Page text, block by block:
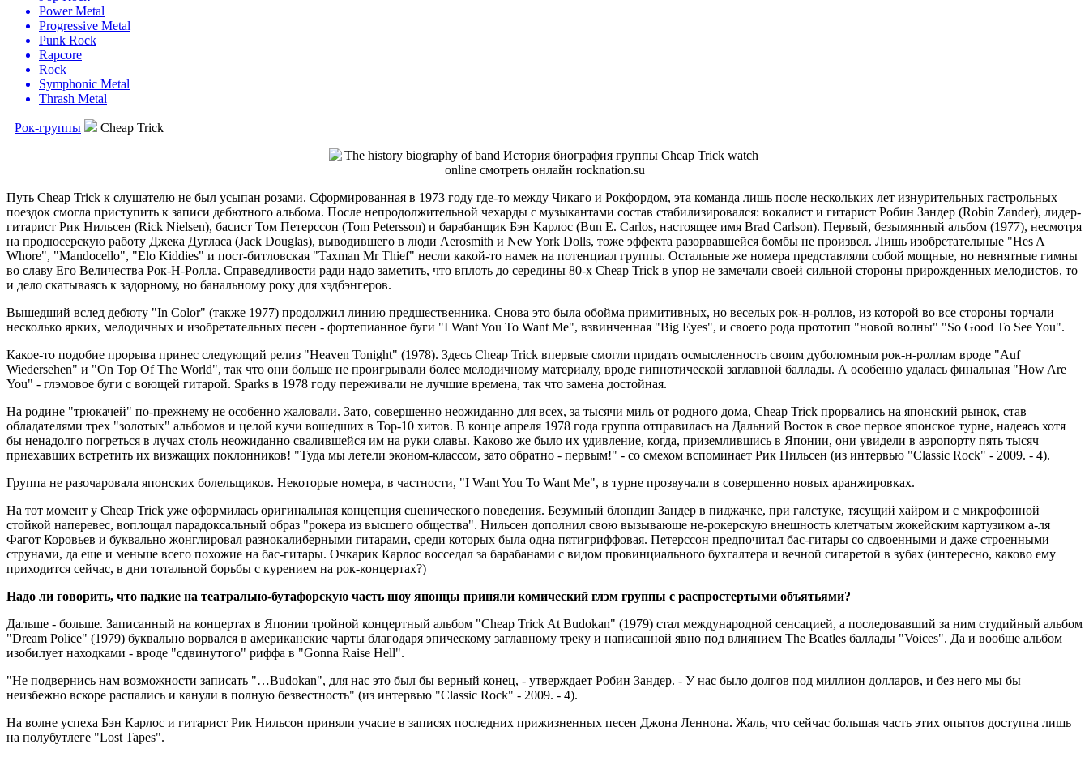
Power Metal
Progressive Metal
Punk Rock
Rapcore
Rock
Symphonic Metal
Thrash Metal
Рок-группы Cheap Trick
Путь Cheap Trick к слушателю не был усыпан розами. Сформированная в 1973 году где-то между Чикаго и Рокфордом, эта команда лишь после нескольких лет изнурительных гастрольных
поездок смогла приступить к записи дебютного альбома. После непродолжительной чехарды с музыкантами состав стабилизировался: вокалист и гитарист Робин Зандер (Robin Zander), лидер-
гитарист Рик Нильсен (Rick Nielsen), басист Том Петерссон (Tom Petersson) и барабанщик Бэн Карлос (Bun E. Carlos, настоящее имя Brad Carlson). Первый, безымянный альбом (1977), несмотря
на продюсерскую работу Джека Дугласа (Jack Douglas), выводившего в люди Aerosmith и New York Dolls, тоже эффекта разорвавшейся бомбы не произвел. Лишь изобретательные "Hes A
Whore", "Mandocello", "Elo Kiddies" и пост-битловская "Taxman Mr Thief" несли какой-то намек на потенциал группы. Остальные же номера представляли собой мощные, но невнятные гимны
во славу Его Величества Рок-Н-Ролла. Справедливости ради надо заметить, что вплоть до середины 80-х Cheap Trick в упор не замечали своей сильной стороны прирожденных мелодистов, то
и дело скатываясь к задорному, но банальному року для хэдбэнгеров.
Вышедший вслед дебюту "In Color" (также 1977) продолжил линию предшественника. Снова это была обойма примитивных, но веселых рок-н-роллов, из которой во все стороны торчали
несколько ярких, мелодичных и изобретательных песен - фортепианное буги "I Want You To Want Me", взвинченная "Big Eyes", и своего рода прототип "новой волны" "So Good To See You".
Какое-то подобие прорыва принес следующий релиз "Heaven Tonight" (1978). Здесь Cheap Trick впервые смогли придать осмысленность своим дуболомным рок-н-роллам вроде "Auf
Wiedersehen" и "On Top Of The World", так что они больше не проигрывали более мелодичному материалу, вроде гипнотической заглавной баллады. А особенно удалась финальная "How Are
You" - глэмовое буги с воющей гитарой. Sparks в 1978 году переживали не лучшие времена, так что замена достойная.
На родине "трюкачей" по-прежнему не особенно жаловали. Зато, совершенно неожиданно для всех, за тысячи миль от родного дома, Cheap Trick прорвались на японский рынок, став
обладателями трех "золотых" альбомов и целой кучи вошедших в Тор-10 хитов. В конце апреля 1978 года группа отправилась на Дальний Восток в свое первое японское турне, надеясь хотя
бы ненадолго погреться в лучах столь неожиданно свалившейся им на руки славы. Каково же было их удивление, когда, приземлившись в Японии, они увидели в аэропорту пять тысяч
приехавших встретить их визжащих поклонников! "Туда мы летели эконом-классом, зато обратно - первым!" - со смехом вспоминает Рик Нильсен (из интервью "Classic Rock" - 2009. - 4).
Группа не разочаровала японских болельщиков. Некоторые номера, в частности, "I Want You To Want Me", в турне прозвучали в совершенно новых аранжировках.
На тот момент у Chеар Trick уже оформилась оригинальная концепция сценического поведения. Безумный блондин Зандер в пиджачке, при галстуке, тясущий хайром и с микрофонной
стойкой наперевес, воплощал парадоксальный образ "рокера из высшего общества". Нильсен дополнил свою вызывающе не-рокерскую внешность клетчатым жокейским картузиком а-ля
Фагот Коровьев и буквально жонглировал разнокалиберными гитарами, среди которых была одна пятигриффовая. Петерссон предпочитал бас-гитары со сдвоенными и даже строенными
струнами, да еще и меньше всего похожие на бас-гитары. Очкарик Карлос восседал за барабанами с видом провинциального бухгалтера и вечной сигаретой в зубах (интересно, каково ему
приходится сейчас, в дни тотальной борьбы с курением на рок-концертах?)
Надо ли говорить, что падкие на театрально-бутафорскую часть шоу японцы приняли комический глэм группы с распростертыми объятьями?
Дальше - больше. Записанный на концертах в Японии тройной концертный альбом "Chеар Trick At Budokan" (1979) стал международной сенсацией, а последовавший за ним студийный альбом
"Dream Police" (1979) буквально ворвался в американские чарты благодаря эпическому заглавному треку и написанной явно под влиянием The Beatles баллады "Voices". Да и вообще альбом
изобилует находками - вроде "сдвинутого" риффа в "Gonna Raise Hell".
"Не подвернись нам возможности записать "…Budokan", для нас это был бы верный конец, - утверждает Робин Зандер. - У нас было долгов под миллион долларов, и без него мы бы
неизбежно вскоре распались и канули в полную безвестность" (из интервью "Classic Rock" - 2009. - 4).
На волне успеха Бэн Карлос и гитарист Рик Нильсон приняли учасие в записях последних прижизненных песен Джона Леннона. Жаль, что сейчас большая часть этих опытов доступна лишь
на полубутлеге "Lost Tapes".